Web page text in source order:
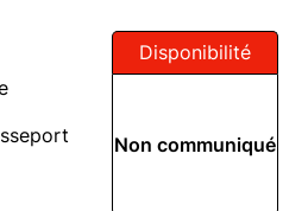
Disponibilité
Non communiqué